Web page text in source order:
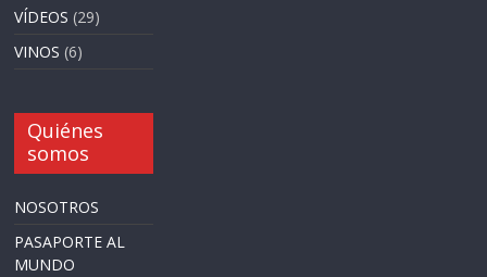
VÍDEOS (29)
VINOS (6)
Quiénes
somos
NOSOTROS
PASAPORTE AL
MUNDO